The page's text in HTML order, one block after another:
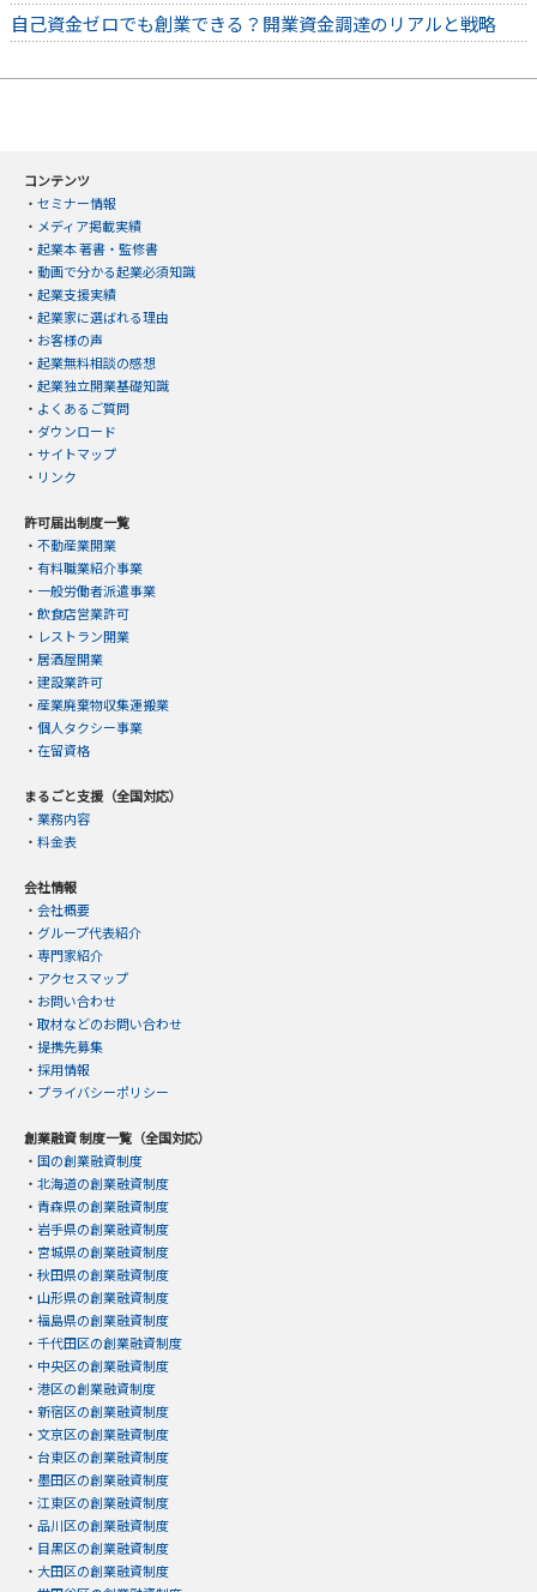
自己資金ゼロでも創業できる？開業資金調達のリアルと戦略
コンテンツ
・ セミナー情報
・ メディア掲載実績
・ 起業本 著書・監修書
・ 動画で分かる起業必須知識
・ 起業支援実績
・ 起業家に選ばれる理由
・ お客様の声
・ 起業無料相談の感想
・ 起業独立開業基礎知識
・ よくあるご質問
・ ダウンロード
・ サイトマップ
・ リンク
許可届出制度一覧
・ 不動産業開業
・ 有料職業紹介事業
・ 一般労働者派遣事業
・ 飲食店営業許可
・ レストラン開業
・ 居酒屋開業
・ 建設業許可
・ 産業廃棄物収集運搬業
・ 個人タクシー事業
・ 在留資格
まるごと支援（全国対応）
・ 業務内容
・ 料金表
会社情報
・ 会社概要
・ グループ代表紹介
・ 専門家紹介
・ アクセスマップ
・ お問い合わせ
・ 取材などのお問い合わせ
・ 提携先募集
・ 採用情報
・ プライバシーポリシー
創業融資 制度一覧（全国対応）
・ 国の創業融資制度
・ 北海道の創業融資制度
・ 青森県の創業融資制度
・ 岩手県の創業融資制度
・ 宮城県の創業融資制度
・ 秋田県の創業融資制度
・ 山形県の創業融資制度
・ 福島県の創業融資制度
・ 千代田区の創業融資制度
・ 中央区の創業融資制度
・ 港区の創業融資制度
・ 新宿区の創業融資制度
・ 文京区の創業融資制度
・ 台東区の創業融資制度
・ 墨田区の創業融資制度
・ 江東区の創業融資制度
・ 品川区の創業融資制度
・ 目黒区の創業融資制度
・ 大田区の創業融資制度